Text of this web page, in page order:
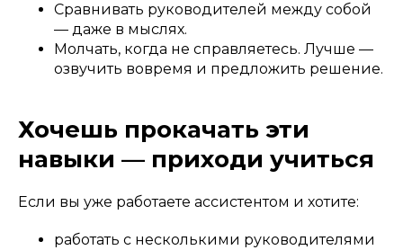
Сравнивать руководителей между собой
— даже в мыслях.
Молчать, когда не справляетесь. Лучше —
озвучить вовремя и предложить решение.
Хочешь прокачать эти
навыки — приходи учиться
Если вы уже работаете ассистентом и хотите:
работать с несколькими руководителями